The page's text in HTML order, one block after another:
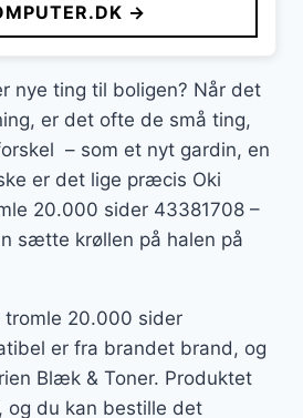
→
nye ting til boligen? Når det
er det ofte de små ting,
– som et nyt gardin, en
er det lige præcis Oki
20.000 sider 43381708 –
sætte krøllen på halen på
tromle 20.000 sider
er fra brandet brand, og
Blæk & Toner. Produktet
og du kan bestille det